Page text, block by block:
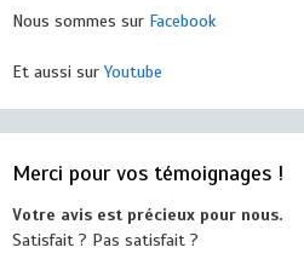
Nous sommes sur Facebook
Et aussi surYoutube
Merci pour vos témoignages !
Votre avis est précieux pour nous.
Satisfait ? Pas satisfait ?